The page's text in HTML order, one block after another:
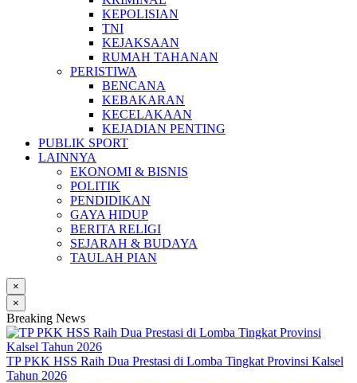
KEPOLISIAN
TNI
KEJAKSAAN
RUMAH TAHANAN
PERISTIWA
BENCANA
KEBAKARAN
KECELAKAAN
KEJADIAN PENTING
PUBLIK SPORT
LAINNYA
EKONOMI & BISNIS
POLITIK
PENDIDIKAN
GAYA HIDUP
BERITA RELIGI
SEJARAH & BUDAYA
TAULAH PIAN
×
×
Breaking News
TP PKK HSS Raih Dua Prestasi di Lomba Tingkat Provinsi Kalsel
Tahun 2026